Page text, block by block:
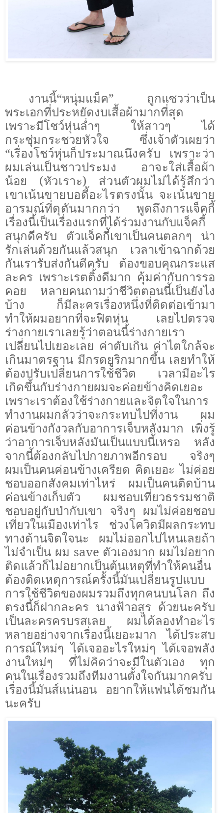
งานนี้“หนุ่มแม็ค” ถูกแซวว่าเป็น
พระเอกที่ประหยัดงบเสื้อผ้ามากที่สุด
เพราะมีโชว์หุ่นล่ำๆ ให้สาวๆ ได้
กระชุ่มกระชวยหัวใจ ซึ่งเจ้าตัวเผยว่า
“เรื่องโชว์หุ่นก็ประมาณนึงครับ เพราะว่า
ผมเล่นเป็นชาวประมง อาจะใส่เสื้อผ้า
น้อย (หัวเราะ) ส่วนตัวผมไม่ได้รู้สึกว่า
เขาเน้นขายบอดี้อะไรตรงนั้น จะเน้นขาย
อารมณ์ที่ดุดันมากกว่า พูดถึงการแจ็คกี้
เรื่องนี้เป็นเรื่องแรกที่ได้ร่วมงานกับแจ็คกี้
สนุกดีครับ ตัวแจ็คกี้เขาเป็นคนตลกๆ น่า
รักเล่นด้วยกันแล้วสนุก เวลาเข้าฉากด้วย
กันเรารับส่งกันดีครับ
ต้องขอบคุณกระแส
ละคร เพราะเรตติ้งดีมาก คุ้มค่ากับการรอ
คอย หลายคนถามว่าชีวิตตอนนี้เป็นยังไง
บ้าง ก็มีละครเรื่องหนึ่งที่ติดต่อเข้ามา
ทำให้ผมอยากที่จะฟิตหุ่น เลยไปตรวจ
ร่างกายเราเลยรู้ว่าตอนนี้ร่างกายเรา
เปลี่ยนไปเยอะเลย ค่าตับเกิน ค่าไตใกล้จะ
เกินมาตรฐาน มีกรดยูริกมากขึ้น เลยทำให้
ต้องปรับเปลี่ยนการใช้ชีวิต เวลามีอะไร
เกิดขึ้นกับร่างกายผมจะค่อยข้างคิดเยอะ
เพราะเราต้องใช้ร่างกายและจิตใจในการ
ทำงานผมกลัวว่าจะกระทบไปที่งาน ผม
ค่อนข้างกังวลกับอาการเจ็บหลังมาก เพิ่งรู้
ว่าอาการเจ็บหลังมันเป็นแบบนี้เหรอ หลัง
จากนี้ต้องกลับไปกายภาพอีกรอบ
จริงๆ
ผมเป็นคนค่อนข้างเครียด คิดเยอะ ไม่ค่อย
ชอบออกสังคมเท่าไหร่ ผมเป็นคนติดบ้าน
ค่อนข้างเก็บตัว ผมชอบเที่ยวธรรมชาติ
ชอบอยู่กับป่ากับเขา จริงๆ ผมไม่ค่อยชอบ
เที่ยวในเมืองเท่าไร
ช่วงโควิดมีผลกระทบ
ทางด้านจิตใจนะ ผมไม่ออกไปไหนเลยถ้า
ไม่จำเป็น ผม save ตัวเองมาก ผมไม่อยาก
ติดแล้วก็ไม่อยากเป็นต้นเหตุที่ทำให้คนอื่น
ต้องติดเหตุการณ์ครั้งนี้มันเปลี่ยนรูปแบบ
การใช้ชีวิตของผมรวมถึงทุกคนบนโลก ถึง
ตรงนี้ก็ฝากละคร นางฟ้าอสูร ด้วยนะครับ
เป็นละครครบรสเลย ผมได้ลองทำอะไร
หลายอย่างจากเรื่องนี้เยอะมาก ได้ประสบ
การณ์ใหม่ๆ ได้เจออะไรใหม่ๆ ได้เจอพลัง
งานใหม่ๆ ที่ไม่คิดว่าจะมีในตัวเอง ทุก
คนในเรื่องรวมถึงทีมงานตั้งใจกันมากครับ
เรื่องนี้มันส์แน่นอน อยากให้แฟนได้ชมกัน
นะครับ